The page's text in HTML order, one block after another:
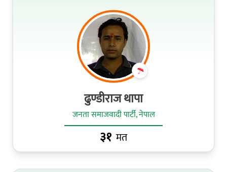
ढुण्डीराज थापा
जनता समाजवादी पार्टी, नेपाल
३१ मत